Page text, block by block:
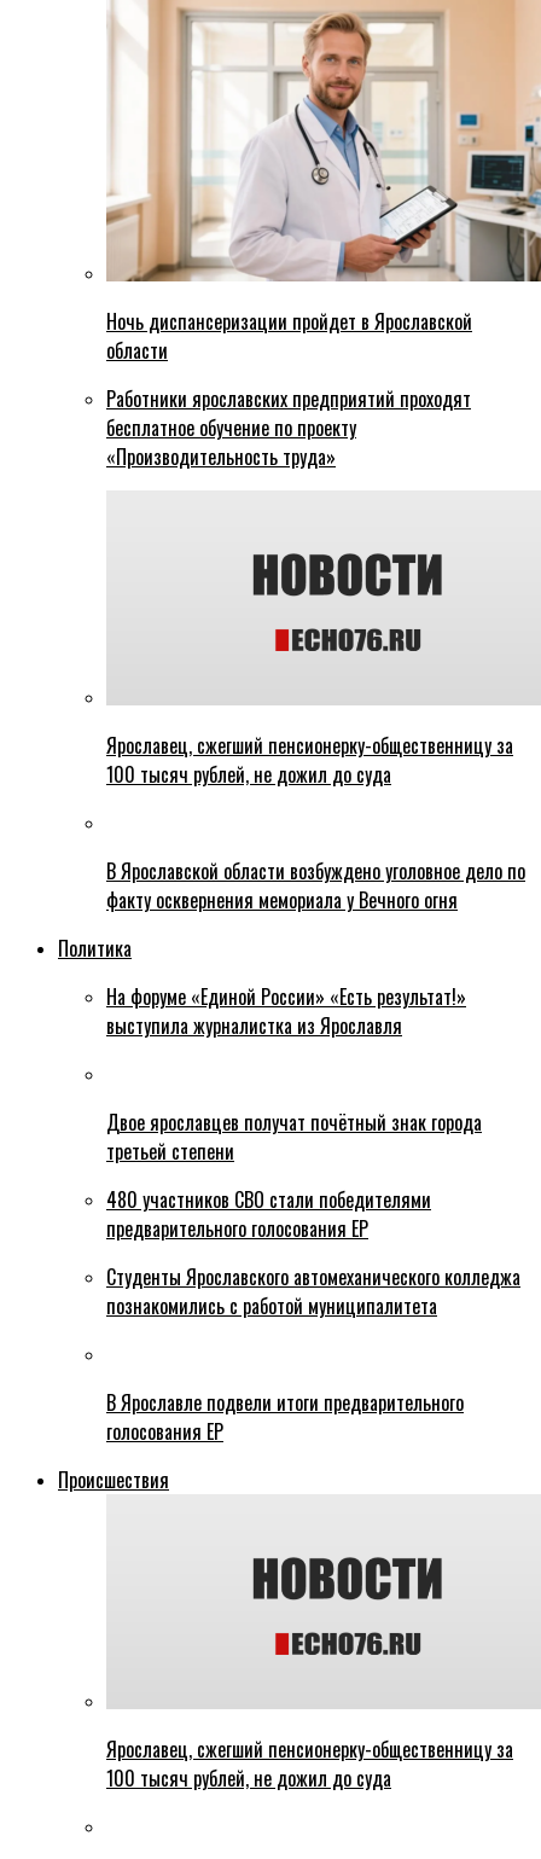
Ночь диспансеризации пройдет в Ярославской
области
Работники ярославских предприятий проходят
бесплатное обучение по проекту
«Производительность труда»
Ярославец, сжегший пенсионерку-общественницу за
100 тысяч рублей, не дожил до суда
В Ярославской области возбуждено уголовное дело по
факту осквернения мемориала у Вечного огня
Политика
На форуме «Единой России» «Есть результат!»
выступила журналистка из Ярославля
Двое ярославцев получат почётный знак города
третьей степени
480 участников СВО стали победителями
предварительного голосования ЕР
Студенты Ярославского автомеханического колледжа
познакомились с работой муниципалитета
В Ярославле подвели итоги предварительного
голосования ЕР
Происшествия
Ярославец, сжегший пенсионерку-общественницу за
100 тысяч рублей, не дожил до суда